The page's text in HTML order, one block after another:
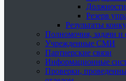
Резерв
Результаты
Полномочия, задачи
Учрежденные СМИ
Партнерские связи
Информационные
Проверки,